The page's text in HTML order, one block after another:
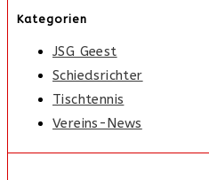
Kategorien
JSG Geest
Schiedsrichter
Tischtennis
Vereins-News